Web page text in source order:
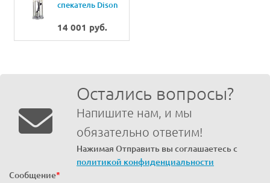
спекатель Dison
14 001 руб.
Остались вопросы?
Напишите нам, и мы
обязательно ответим!
Нажимая Отправить вы соглашаетесь с
политикой конфиденциальности
Сообщение*